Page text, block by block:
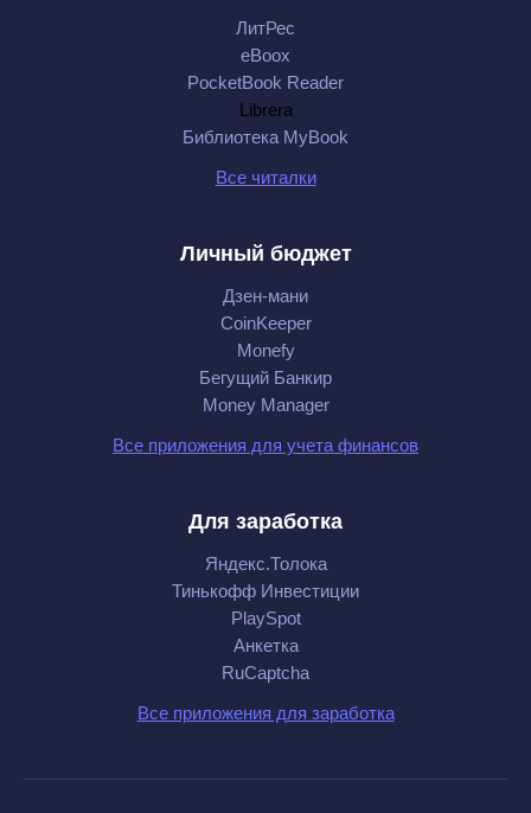
ЛитРес
eBoox
PocketBook Reader
Librera
Библиотека MyBook
Все читалки
Личный бюджет
Дзен-мани
CoinKeeper
Monefy
Бегущий Банкир
Money Manager
Все приложения для учета финансов
Для заработка
Яндекс.Толока
Тинькофф Инвестиции
PlaySpot
Анкетка
RuCaptcha
Все приложения для заработка